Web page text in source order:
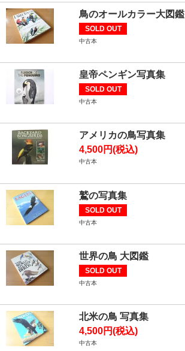
鳥のオールカラー大図鑑
SOLD OUT
中古本
皇帝ペンギン写真集
SOLD OUT
中古本
アメリカの鳥写真集
4,500円(税込)
中古本
鷲の写真集
SOLD OUT
中古本
世界の鳥 大図鑑
SOLD OUT
中古本
北米の鳥 写真集
4,500円(税込)
中古本